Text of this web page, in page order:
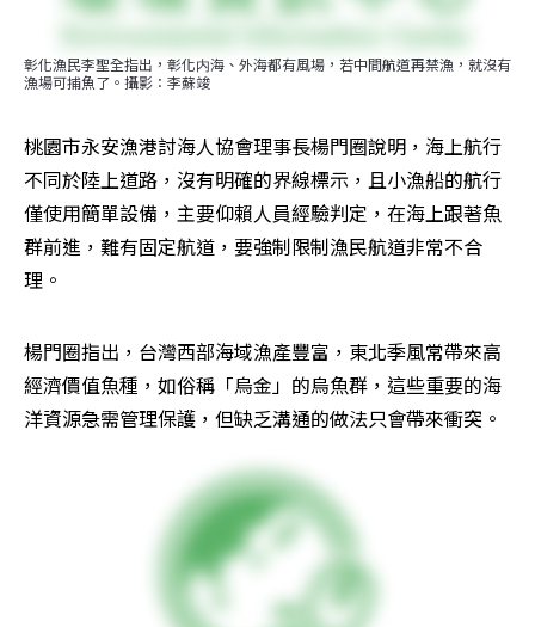
彰化漁民李聖全指出，彰化内海、外海都有風場，若中間航道再禁漁，就沒有
漁場可捕魚了。攝影：李蘇竣
桃園市永安漁港討海人協會理事長楊門圈說明，海上航行
不同於陸上道路，沒有明確的界線標示，且小漁船的航行
僅使用簡單設備，主要仰賴人員經驗判定，在海上跟著魚
群前進，難有固定航道，要強制限制漁民航道非常不合
理。
楊門圈指出，台灣西部海域漁產豐富，東北季風常帶來高
經濟價值魚種，如俗稱「烏金」的烏魚群，這些重要的海
洋資源急需管理保護，但缺乏溝通的做法只會帶來衝突。